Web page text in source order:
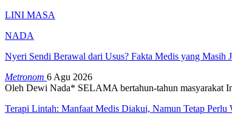
LINI MASA
NADA
Nyeri Sendi Berawal dari Usus? Fakta Medis yang Masih
Metronom 6 Agu 2026
Oleh Dewi Nada* SELAMA bertahun-tahun masyarakat
Terapi Lintah: Manfaat Medis Diakui, Namun Tetap Perlu